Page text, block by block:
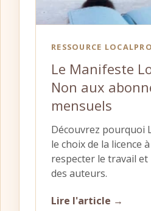
RESSOURCE
Le Manifeste
Non aux
mensuels
Découvrez pourquoi
le choix de la licence
respecter le travail
des auteurs.
Lire l'article →